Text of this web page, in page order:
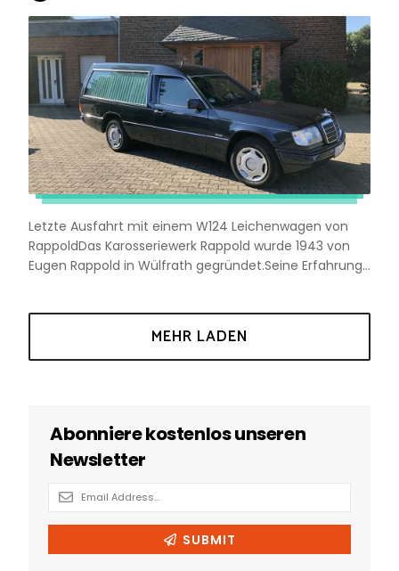
Letzte Ausfahrt mit einem W124 Leichenwagen von
RappoldDas Karosseriewerk Rappold wurde 1943 von
Eugen Rappold in Wülfrath gegründet.Seine Erfahrung...